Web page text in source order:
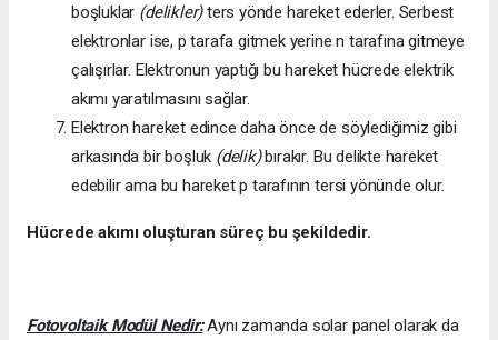
boşluklar (delikler)ters yönde hareket ederler. Serbest
elektronlar ise, p tarafa gitmek yerine n tarafına gitmeye
çalışırlar. Elektronun yaptığı bu hareket hücrede elektrik
akımı yaratılmasını sağlar.
Elektron hareket edince daha önce de söylediğimiz gibi
arkasında bir boşluk (delik)bırakır. Bu delikte hareket
edebilir ama bu hareket p tarafının tersi yönünde olur.
Hücrede akımı oluşturan süreç bu şekildedir.
Fotovoltaik Modül Nedir:Aynı zamanda solar panel olarak da